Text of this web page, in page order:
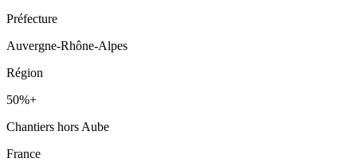
Préfecture
Auvergne-Rhône-Alpes
Région
50%+
Chantiers hors Aube
France